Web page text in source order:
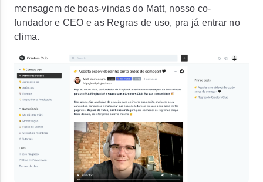
mensagem de boas-vindas do Matt, nosso co-
fundador e CEO e as Regras de uso, pra já entrar no
clima.